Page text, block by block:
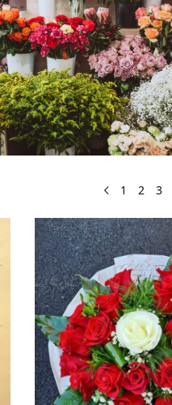
1 2 3